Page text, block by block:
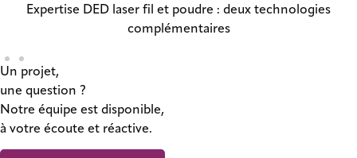
Expertise DED laser fil et poudre : deux technologies
complémentaires
Un projet,
une question ?
Notre équipe est disponible,
à votre écoute et réactive.